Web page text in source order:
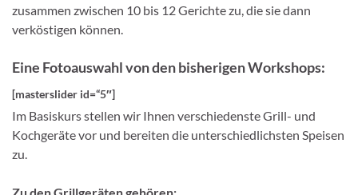
zusammen zwischen 10 bis 12 Gerichte zu, die sie dann
verköstigen können.
Eine Fotoauswahl von den bisherigen Workshops:
[masterslider id=“5″]
Im Basiskurs stellen wir Ihnen verschiedenste Grill- und
Kochgeräte vor und bereiten die unterschiedlichsten Speisen
zu.